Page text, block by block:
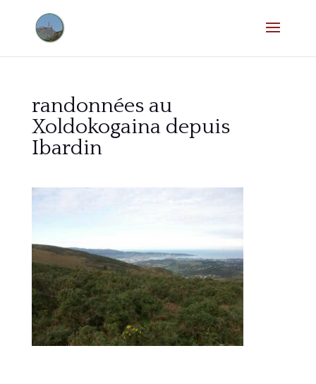
randonnées au
Xoldokogaina depuis
Ibardin